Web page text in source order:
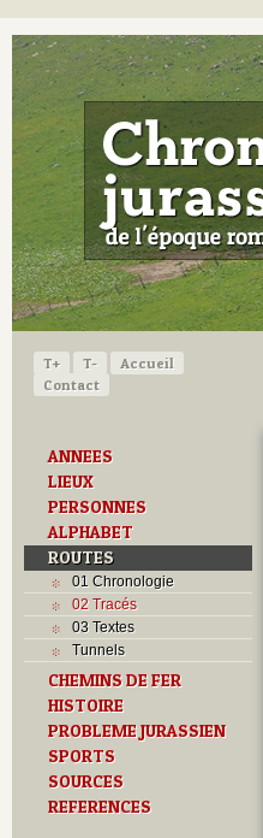
T+ T-
Accueil
Contact
ANNEES
LIEUX
PERSONNES
ALPHABET
ROUTES
01 Chronologie
02 Tracés
03 Textes
Tunnels
CHEMINS DE FER
HISTOIRE
PROBLEME JURASSIEN
SPORTS
SOURCES
REFERENCES